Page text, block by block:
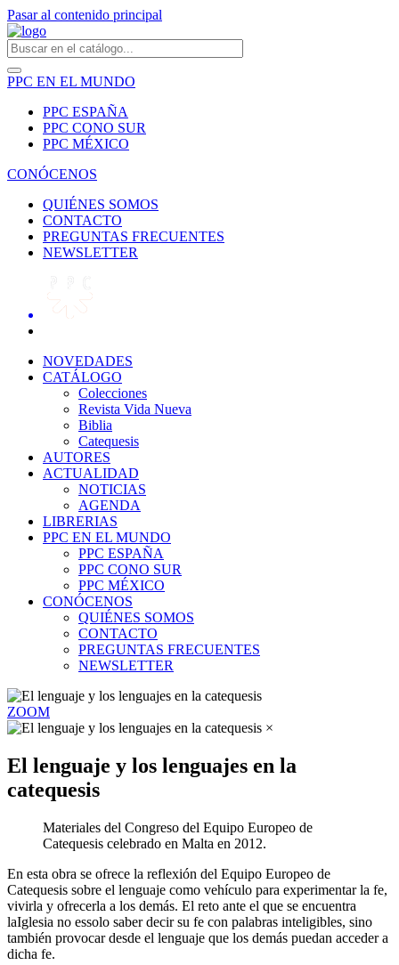
Pasar al contenido principal
PPC EN EL MUNDO
PPC ESPAÑA
PPC CONO SUR
PPC MÉXICO
CONÓCENOS
QUIÉNES SOMOS
CONTACTO
PREGUNTAS FRECUENTES
NEWSLETTER
NOVEDADES
CATÁLOGO
Colecciones
Revista Vida Nueva
Biblia
Catequesis
AUTORES
ACTUALIDAD
NOTICIAS
AGENDA
LIBRERIAS
PPC EN EL MUNDO
PPC ESPAÑA
PPC CONO SUR
PPC MÉXICO
CONÓCENOS
QUIÉNES SOMOS
CONTACTO
PREGUNTAS FRECUENTES
NEWSLETTER
ZOOM
×
El lenguaje y los lenguajes en la
catequesis
Materiales del Congreso del Equipo Europeo de
Catequesis celebrado en Malta en 2012.
En esta obra se ofrece la reflexión del Equipo Europeo de
Catequesis sobre el lenguaje como vehículo para experimentar la fe,
vivirla y ofrecerla a los demás. El reto ante el que se encuentra
laIglesia no essolo saber decir su fe con palabras inteligibles, sino
también provocar desde el lenguaje que los demás puedan acceder a
dicha fe.